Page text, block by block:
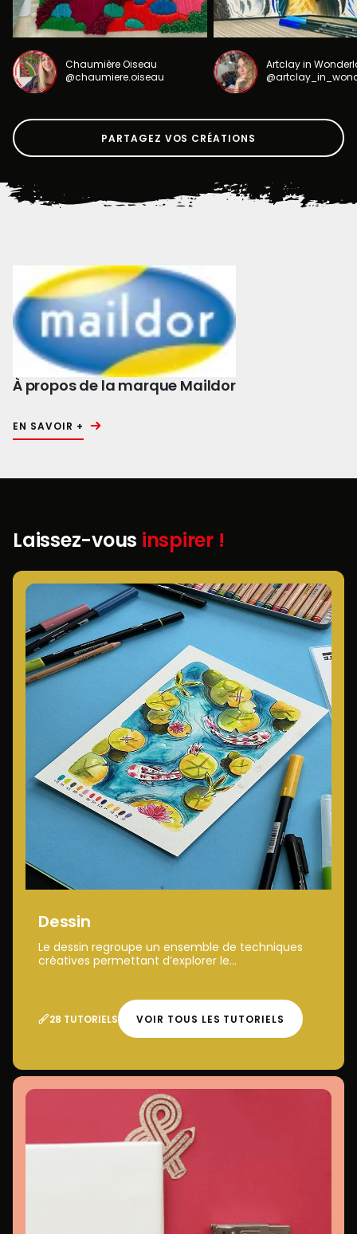
Chaumière Oiseau
@chaumiere.oiseau
Artclay in
PARTAGEZ VOS CRÉATIONS
À propos de la marque Maildor
EN SAVOIR +
Laissez-vous inspirer !
Dessin
Le dessin regroupe un ensemble de techniques
créatives permettant d’explorer le...
28 TUTORIELS VOIR TOUS LES TUTORIELS